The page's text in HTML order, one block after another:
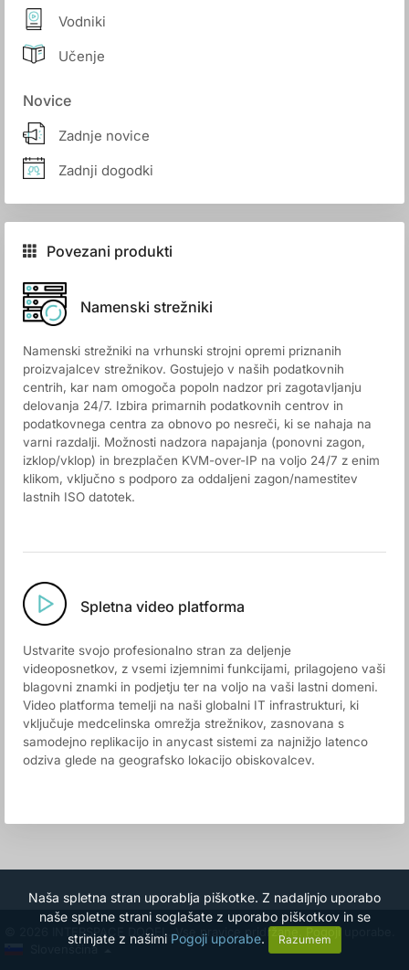
Vodniki
Učenje
Novice
Zadnje novice
Zadnji dogodki
Povezani produkti
Namenski strežniki
Namenski strežniki na vrhunski strojni opremi priznanih
proizvajalcev strežnikov. Gostujejo v naših podatkovnih
centrih, kar nam omogoča popoln nadzor pri zagotavljanju
delovanja 24/7. Izbira primarnih podatkovnih centrov in
podatkovnega centra za obnovo po nesreči, ki se nahaja na
varni razdalji. Možnosti nadzora napajanja (ponovni zagon,
izklop/vklop) in brezplačen KVM-over-IP na voljo 24/7 z enim
klikom, vključno s podporo za oddaljeni zagon/namestitev
lastnih ISO datotek.
Spletna video platforma
Ustvarite svojo profesionalno stran za deljenje
videoposnetkov, z vsemi izjemnimi funkcijami, prilagojeno vaši
blagovni znamki in podjetju ter na voljo na vaši lastni domeni.
Video platforma temelji na naši globalni IT infrastrukturi, ki
vključuje medcelinska omrežja strežnikov, zasnovana s
samodejno replikacijo in anycast sistemi za najnižjo latenco
odziva glede na geografsko lokacijo obiskovalcev.
Naša spletna stran uporablja piškotke. Z nadaljnjo uporabo
naše spletne strani soglašate z uporabo piškotkov in se
strinjate z našimi Pogoji uporabe. Razumem
© 2026 INTERSPACE DOOEL. Vse pravice pridržane.
Pogoji uporabe.
Slovenščina